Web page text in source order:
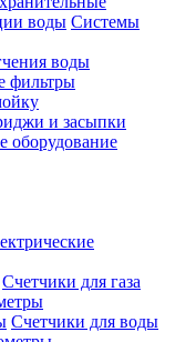
Системы
воды
фильтры
и засыпки
оборудование
Счетчики для газа
Счетчики для воды